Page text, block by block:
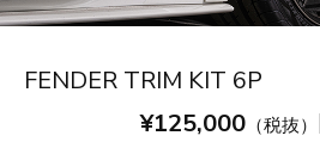
FENDER TRIM KIT 6P
¥125,000 （税抜）